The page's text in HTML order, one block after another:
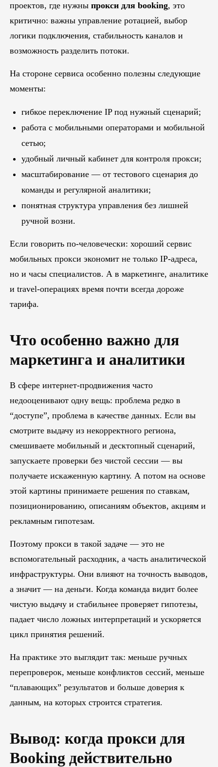
проектов, где нужны прокси для booking, это
критично: важны управление ротацией, выбор
логики подключения, стабильность каналов и
возможность разделить потоки.
На стороне сервиса особенно полезны следующие
моменты:
гибкое переключение IP под нужный сценарий;
работа с мобильными операторами и мобильной
сетью;
удобный личный кабинет для контроля прокси;
масштабирование — от тестового сценария до
команды и регулярной аналитики;
понятная структура управления без лишней
ручной возни.
Если говорить по-человечески: хороший сервис
мобильных прокси экономит не только IP-адреса,
но и часы специалистов. А в маркетинге, аналитике
и travel-операциях время почти всегда дороже
тарифа.
Что особенно важно для
маркетинга и аналитики
В сфере интернет-продвижения часто
недооценивают одну вещь: проблема редко в
“доступе”, проблема в качестве данных. Если вы
смотрите выдачу из некорректного региона,
смешиваете мобильный и десктопный сценарий,
запускаете проверки без чистой сессии — вы
получаете искаженную картину. А потом на основе
этой картины принимаете решения по ставкам,
позиционированию, описаниям объектов, акциям и
рекламным гипотезам.
Поэтому прокси в такой задаче — это не
вспомогательный расходник, а часть аналитической
инфраструктуры. Они влияют на точность выводов,
а значит — на деньги. Когда команда видит более
чистую выдачу и стабильнее проверяет гипотезы,
падает число ложных интерпретаций и ускоряется
цикл принятия решений.
На практике это выглядит так: меньше ручных
перепроверок, меньше конфликтов сессий, меньше
“плавающих” результатов и больше доверия к
данным, на которых строится стратегия.
Вывод: когда прокси для
Booking действительно
Похожиестатьи
ПЕРЕЙТИ В БЛОГ
ПЕРЕЙТИ В БЛОГ